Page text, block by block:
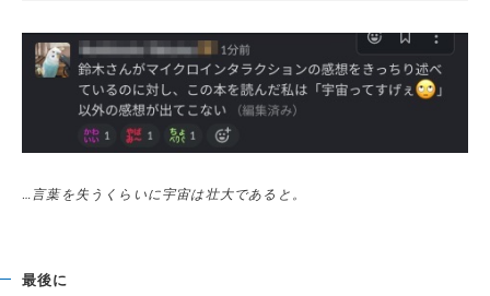
…言葉を失うくらいに宇宙は壮大であると。
最後に